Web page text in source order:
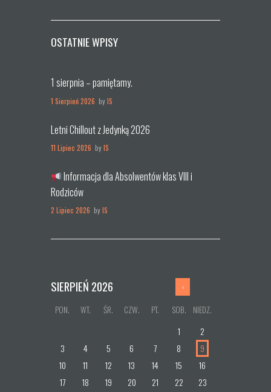
OSTATNIE WPISY
1 sierpnia – pamiętamy.
1 Sierpień 2026 byIS
Letni Chillout z Jedynką 2026
11 Lipiec 2026 byIS
Informacja dla Absolwentów klas VIII i
Rodziców
2 Lipiec 2026 byIS
SIERPIEŃ 2026
PON. WT. ŚR. CZW. PT. SOB. NIEDZ.
1
2
3
4 5 6 7 8
9
10
11 12 13 14 15
16
17
18 19 20 21 22 23